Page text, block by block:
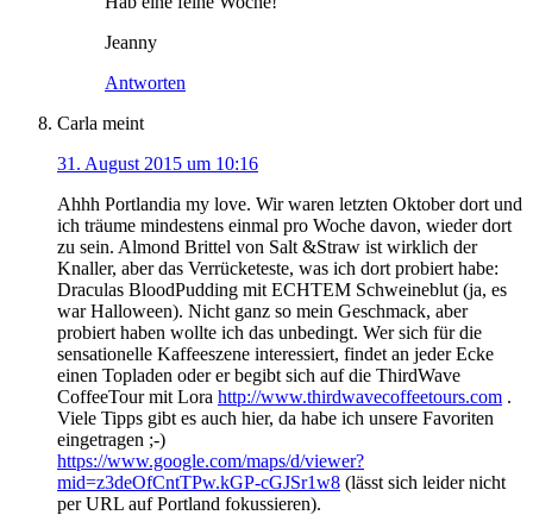
Jeanny
Antworten
Carla meint
31. August 2015 um 10:16
Ahhh Portlandia my love. Wir waren letzten Oktober dort und
ich träume mindestens einmal pro Woche davon, wieder dort
zu sein. Almond Brittel von Salt &Straw ist wirklich der
Knaller, aber das Verrücketeste, was ich dort probiert habe:
Draculas BloodPudding mit ECHTEM Schweineblut (ja, es
war Halloween). Nicht ganz so mein Geschmack, aber
probiert haben wollte ich das unbedingt. Wer sich für die
sensationelle Kaffeeszene interessiert, findet an jeder Ecke
einen Topladen oder er begibt sich auf die ThirdWave
CoffeeTour mit Lora http://www.thirdwavecoffeetours.com .
Viele Tipps gibt es auch hier, da habe ich unsere Favoriten
eingetragen ;-)
https://www.google.com/maps/d/viewer?
mid=z3deOfCntTPw.kGP-cGJSr1w8 (lässt sich leider nicht
per URL auf Portland fokussieren).